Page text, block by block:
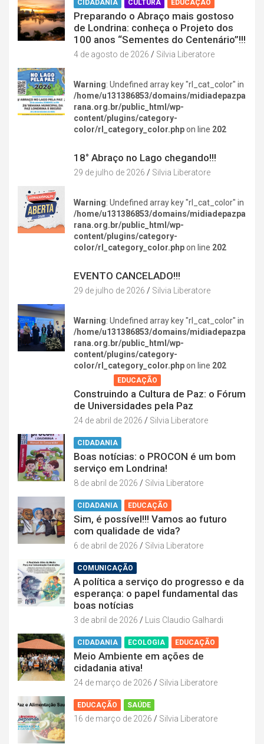
CIDADANIA CULTURA EDUCAÇÃO
Preparando o Abraço mais gostoso
de Londrina: conheça o Projeto dos
100 anos “Sementes do Centenário”!!!
4 de agosto de 2026 Silvia Liberatore
Warning: Undefined array key "rl_cat_color" in
/home/u131386853/domains/midiadepazpa
rana.org.br/public_html/wp-
content/plugins/category-
color/rl_category_color.phpon line 202
18° Abraço no Lago chegando!!!
29 de julho de 2026 Silvia Liberatore
Warning: Undefined array key "rl_cat_color" in
/home/u131386853/domains/midiadepazpa
rana.org.br/public_html/wp-
content/plugins/category-
color/rl_category_color.phpon line 202
EVENTO CANCELADO!!!
29 de julho de 2026 Silvia Liberatore
Warning: Undefined array key "rl_cat_color" in
/home/u131386853/domains/midiadepazpa
rana.org.br/public_html/wp-
content/plugins/category-
color/rl_category_color.phpon line 202
EDUCAÇÃO
Construindo a Cultura de Paz: o Fórum
de Universidades pela Paz
24 de abril de 2026 Silvia Liberatore
CIDADANIA
Boas notícias: o PROCON é um bom
serviço em Londrina!
8 de abril de 2026 Silvia Liberatore
CIDADANIA EDUCAÇÃO
Sim, é possível!!! Vamos ao futuro
com qualidade de vida?
6 de abril de 2026 Silvia Liberatore
COMUNICAÇÃO
A política a serviço do progresso e da
esperança: o papel fundamental das
boas notícias
3 de abril de 2026 Luis Claudio Galhardi
CIDADANIA ECOLOGIA EDUCAÇÃO
Meio Ambiente em ações de
cidadania ativa!
24 de março de 2026 Silvia Liberatore
EDUCAÇÃO SAÚDE
16 de março de 2026 Silvia Liberatore